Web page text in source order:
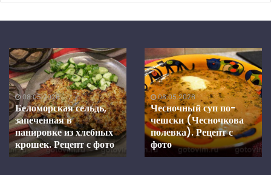
Беломорская
сельдь,
запеченная
в
панировке
из
хлебных
крошек.
Рецепт
08.05.2026
Беломорская сельдь,
запеченная в
панировке из хлебных
крошек. Рецепт с фото
Чесночный
суп
по-
чешски
(Чесночкова
полевка).
Рецепт
фото
08.05.2026
Чесночный суп по-
чешски (Чесночкова
полевка). Рецепт с
фото